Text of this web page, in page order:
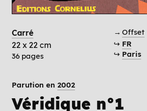
Carré
22 x 22 cm
36 pages
→ Offset
↪ FR
↪ Paris
Parution en 2002
Véridique n°1